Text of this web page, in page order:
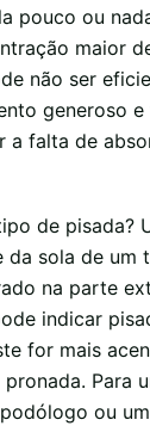
pouco ou
maior
não ser
generoso
a falta de
de pisada?
sola de um
na parte
indicar
for mais
Para
ou